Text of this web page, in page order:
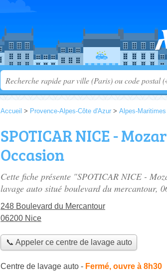
Accueil > Provence-Alpes-Côte d'Azur > Alpes-Maritimes
SPOTICAR NICE -
Occasion
Cette fiche présente "SPOTICAR NICE -
lavage auto situé boulevard du mercantour,
248 Boulevard du Mercantour
06200 Nice
📞 Appeler ce centre de lavage auto
Centre de lavage auto - Fermé, ouvre à 8h30